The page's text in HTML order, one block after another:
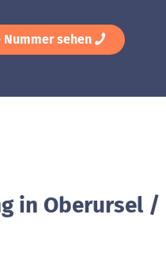
Nummer sehen
in Oberursel /